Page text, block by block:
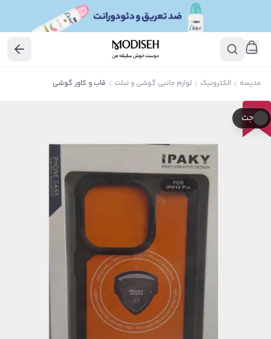
مدیسه الکترونیک لوازم جانبی گوشی و تبلت قاب و کاور گوشی
30٪ جت